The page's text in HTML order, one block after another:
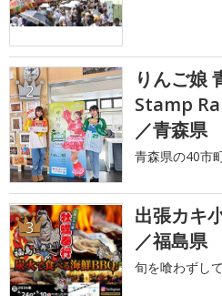
2
りんご娘
Stamp
／青森県
青森県の40市
3
出張カキ
／福島県
旬を喰わずし